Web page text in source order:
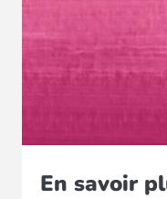
En savoir